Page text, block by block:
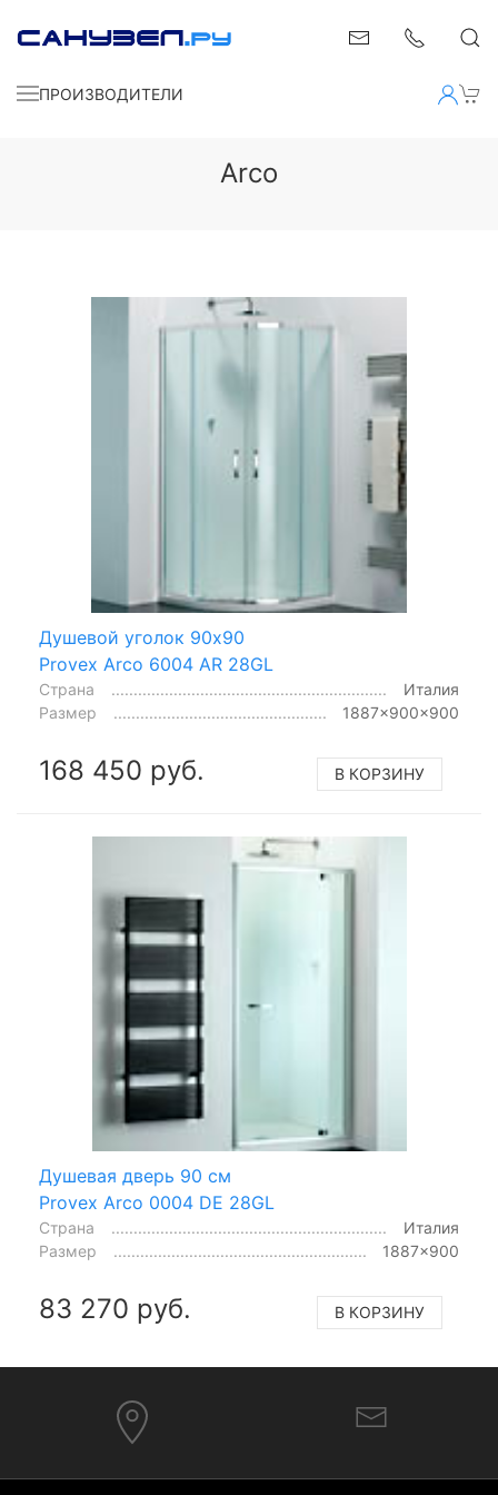
ПРОИЗВОДИТЕЛИ
Arco
Душевой уголок 90x90
Provex Arco 6004 AR 28GL
Страна
Италия
Размер
1887x900x900
168 450 руб. В КОРЗИНУ
Душевая дверь 90 см
Provex Arco 0004 DE 28GL
Страна
Италия
Размер
1887x900
83 270 руб. В КОРЗИНУ